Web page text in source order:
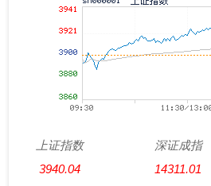
上证指数
3940.04
深证成指
14311.01